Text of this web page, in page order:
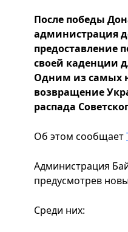
После победы
администрация
предоставление
своей каденции
Одним из самых
возвращение
распада
Об этом сообщает
Администрация
предусмотрев
Среди них: